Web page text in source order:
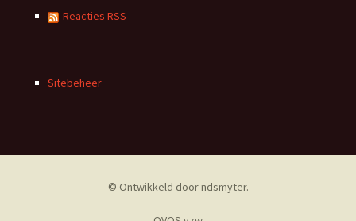
Reacties RSS
Sitebeheer
© Ontwikkeld doorndsmyter.